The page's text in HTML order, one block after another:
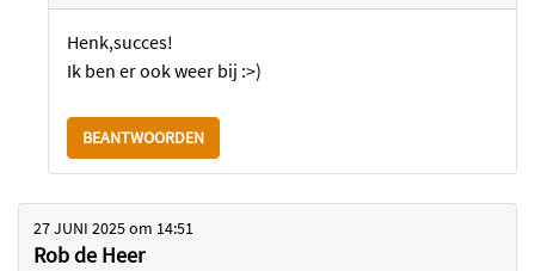
Henk,succes!
Ik ben er ook weer bij :>)
BEANTWOORDEN
27 JUNI 2025om 14:51
Rob de Heer